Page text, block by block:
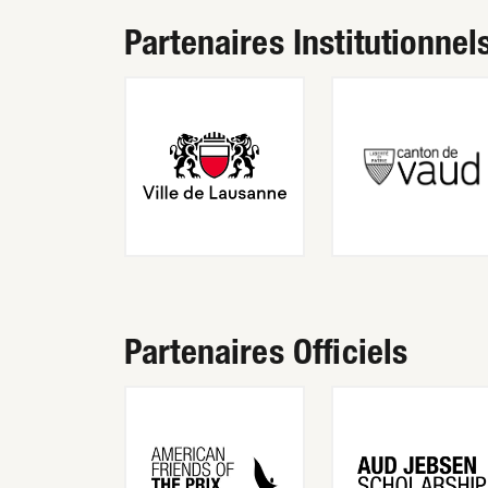
Partenaires
Partenaires Officiels